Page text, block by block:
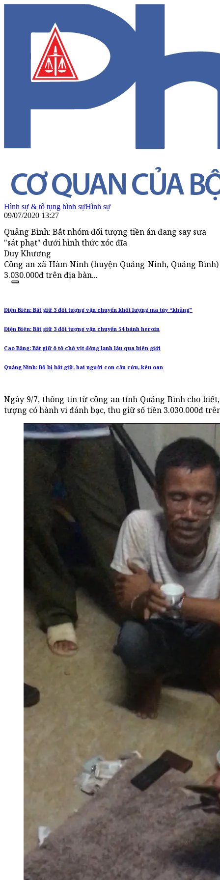
Hình sự & tố tụng hình sựHình sự
09/07/2020 13:27
Quảng Bình: Bắt nhóm đối tượng tiền án đang say sưa
"sát phạt" dưới hình thức xóc đĩa
Duy Khương
Công an xã Hàm Ninh (huyện Quảng Ninh, Quảng
3.030.000đ trên địa bàn...
Điện Biên: Bắt giữ 3 đối tượng vận chuyển khối lượng ma túy “khủng”
Điện Biên: Bắt giữ 3 đối tượng vận chuyển 54 bánh heroin
Cao Bằng: Bắt giữ ô tô chở vịt đông lạnh lậu qua biên giới
Quảng Ninh: Bố bị bắt giữ, hai người con cầu cứu, kêu oan
Ngày 9/7, thông tin từ công an tỉnh Quảng Bình cho
tượng có hành vi đánh bạc, thu giữ số tiền 3.030.000đ